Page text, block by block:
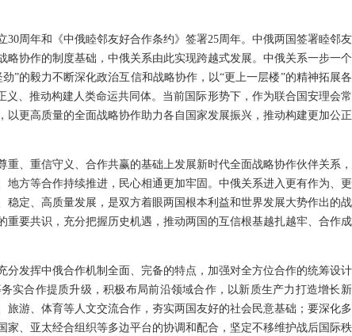
30周年和《中俄睦邻友好合作条约》签署25周年。中俄两国签署睦邻
协作的制度基础，中俄关系由此实现跨越式发展。中俄关系一步一
”的毅力不断深化政治互信和战略协作，以“更上一层楼”的精神拓展
义、推动构建人类命运共同体。当前国际形势下，作为联合国安理会
更高质量的全面战略协作助力各自国家发展振兴，推动构建更加公
重、重信守义、合作共赢的基础上发展新时代全面战略协作伙伴关系
方等合作持续推进，民心相通更加牢固。中俄关系进入更有作为、
定、高质量发展，是双方着眼两国根本利益和世界发展大势作出的
要共识，充分把握历史机遇，推动两国的互信根基越扎越牢、合作
发挥中俄合作机制全面、完备的特点，加强对全方位合作的统筹设计
实合作提质升级，积极布局前沿领域合作，以新质生产力打造增长新
游、体育等人文交流合作，夯实两国友好的社会民意基础；要深化
、亚太经合组织等多边平台的协调和配合，坚定不移维护战后国际